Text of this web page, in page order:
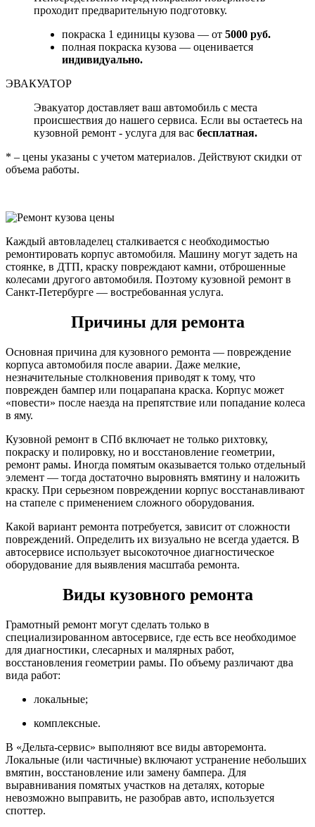
проходит предварительную подготовку.
покраска 1 единицы кузова — от 5000 руб.
полная покраска кузова — оценивается
индивидуально.
ЭВАКУАТОР
Эвакуатор доставляет ваш автомобиль с места
происшествия до нашего сервиса. Если вы остаетесь на
кузовной ремонт - услуга для вас бесплатная.
* – цены указаны с учетом материалов. Действуют скидки от
объема работы.
Каждый автовладелец сталкивается с необходимостью
ремонтировать корпус автомобиля. Машину могут задеть на
стоянке, в ДТП, краску повреждают камни, отброшенные
колесами другого автомобиля. Поэтому кузовной ремонт в
Санкт-Петербурге — востребованная услуга.
Причины для ремонта
Основная причина для кузовного ремонта — повреждение
корпуса автомобиля после аварии. Даже мелкие,
незначительные столкновения приводят к тому, что
поврежден бампер или поцарапана краска. Корпус может
«повести» после наезда на препятствие или попадание колеса
в яму.
Кузовной ремонт в СПб включает не только рихтовку,
покраску и полировку, но и восстановление геометрии,
ремонт рамы. Иногда помятым оказывается только отдельный
элемент — тогда достаточно выровнять вмятину и наложить
краску. При серьезном повреждении корпус восстанавливают
на стапеле с применением сложного оборудования.
Какой вариант ремонта потребуется, зависит от сложности
повреждений. Определить их визуально не всегда удается. В
автосервисе использует высокоточное диагностическое
оборудование для выявления масштаба ремонта.
Виды кузовного ремонта
Грамотный ремонт могут сделать только в
специализированном автосервисе, где есть все необходимое
для диагностики, слесарных и малярных работ,
восстановления геометрии рамы. По объему различают два
вида работ:
локальные;
комплексные.
В «Дельта-сервис» выполняют все виды авторемонта.
Локальные (или частичные) включают устранение небольших
вмятин, восстановление или замену бампера. Для
выравнивания помятых участков на деталях, которые
невозможно выправить, не разобрав авто, используется
споттер.